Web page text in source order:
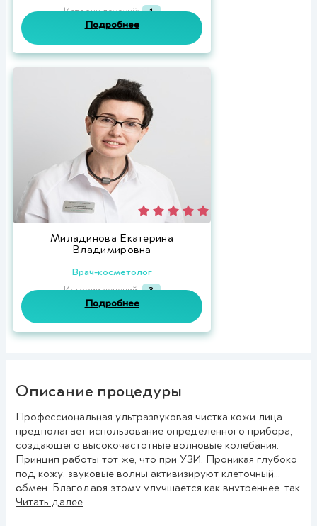
Истории лечений: 1
Подробнее
Миладинова Екатерина
Владимировна
Врач-косметолог
Истории лечений: 3
Подробнее
Описание процедуры
Профессиональная ультразвуковая чистка кожи лица
предполагает использование определенного прибора,
создающего высокочастотные волновые колебания.
Принцип работы тот же, что при УЗИ. Проникая глубоко
под кожу, звуковые волны активизируют клеточный
обмен. Благодаря этому улучшается как внутреннее, так
и внешнее её состояние.
Ультразвуковая волна бережно очищает поверхность
лица, убирая ороговевшие клетки. Благодаря такому
Читать далее